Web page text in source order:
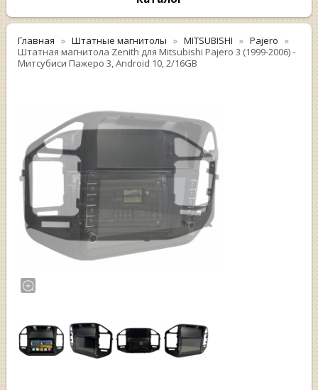
Главная Штатные магнитолы MITSUBISHI
Pajero
Штатная магнитола Zenith для Mitsubishi Pajero 3 (1999-2006) -
Митсубиси Пажеро 3, Android 10, 2/16GB